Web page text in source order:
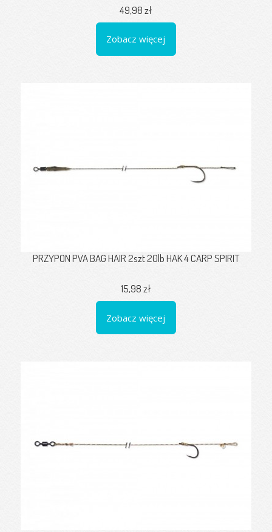
49,98 zł
Zobacz więcej
PRZYPON PVA BAG HAIR 2szt 20lb HAK 4 CARP SPIRIT
15,98 zł
Zobacz więcej